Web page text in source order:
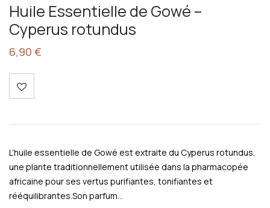
Huile Essentielle de Gowé –
Cyperus rotundus
6,90 €
L’huile essentielle de Gowé est extraite du Cyperus rotundus,
une plante traditionnellement utilisée dans la pharmacopée
africaine pour ses vertus purifiantes, tonifiantes et
rééquilibrantes.Son parfum…